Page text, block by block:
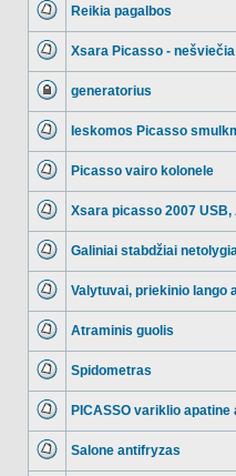
Reikia pagalbos
Xsara Picasso -
užrakinta,
negalite
redaguoti
pranešimų
arba
atsakinėti
generatorius
Ieskomos Picasso
Picasso vairo kolonele
Xsara picasso 2007 USB,
Galiniai stabdžiai
Valytuvai, priekinio lango
Atraminis guolis
Spidometras
PICASSO variklio apatine
Salone antifryzas